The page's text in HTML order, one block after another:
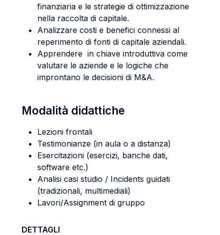
finanziaria e le strategie di ottimizzazione
nella raccolta di capitale.
Analizzare costi e benefici connessi al
reperimento di fonti di capitale aziendali.
Apprendere in chiave introduttiva come
valutare le aziende e le logiche che
improntano le decisioni di M&A.
Modalità didattiche
Lezioni frontali
Testimonianze (in aula o a distanza)
Esercitazioni (esercizi, banche dati,
software etc.)
Analisi casi studio / Incidents guidati
(tradizionali, multimediali)
Lavori/Assignment di gruppo
DETTAGLI